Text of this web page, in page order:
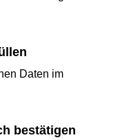
Daten im